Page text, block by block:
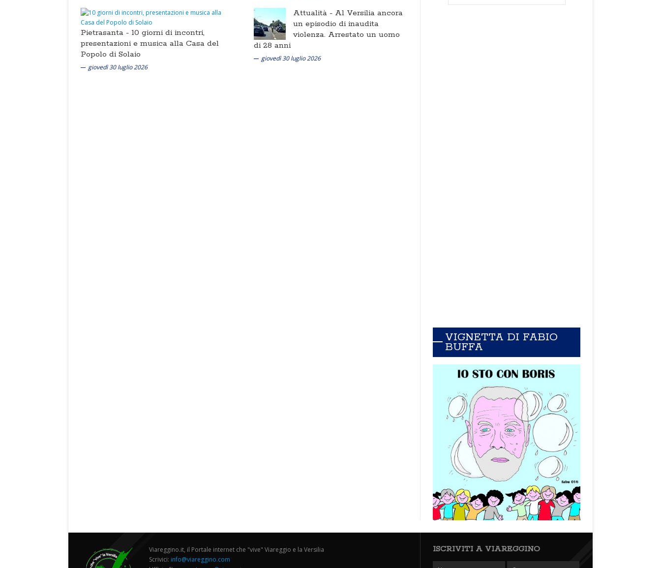
Pietrasanta - 10 giorni di incontri,
presentazioni e musica alla Casa del
Popolo di Solaio
giovedì 30 luglio 2026
Attualità - Al Versilia ancora
un episodio di inaudita
violenza. Arrestato un uomo
di 28 anni
giovedì 30 luglio 2026
VIGNETTA DI FABIO
BUFFA
Viareggino.it, il Portale internet che "vive" Viareggio e la Versilia
Scrivici: info@viareggino.com
ISCRIVITI A VIAREGGINO